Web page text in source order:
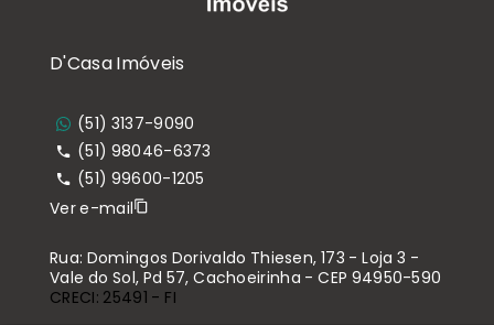
D'Casa Imóveis
(51) 3137-9090
(51) 98046-6373
(51) 99600-1205
Ver e-mail
Rua: Domingos Dorivaldo Thiesen, 173 - Loja 3 -
Vale do Sol, Pd 57, Cachoeirinha - CEP 94950-590
CRECI: 25491 - FI